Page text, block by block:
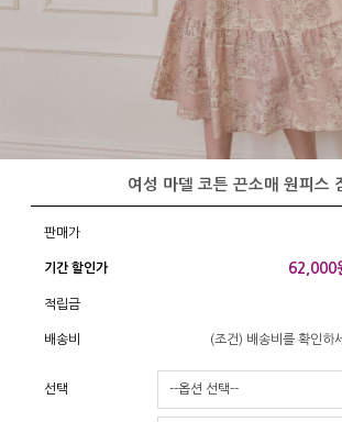
여성 마델 코튼 끈소매 원피스
판매가
기간 할인가 62,000
적립금
배송비 (조건) 배송비를 확인하
선택